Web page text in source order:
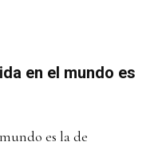
en el mundo es
es la de